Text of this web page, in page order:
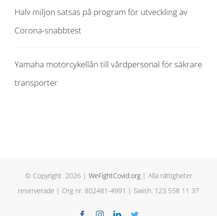
Halv miljon satsas på program för utveckling av
Corona-snabbtest
Yamaha motorcykellån till vårdpersonal för säkrare
transporter
© Copyright 2026 | WeFightCovid.org| Alla rättigheter
reserverade | Org nr. 802481-4991 | Swish: 123 558 11 37
FacebookInstagramLinkedInTwitter